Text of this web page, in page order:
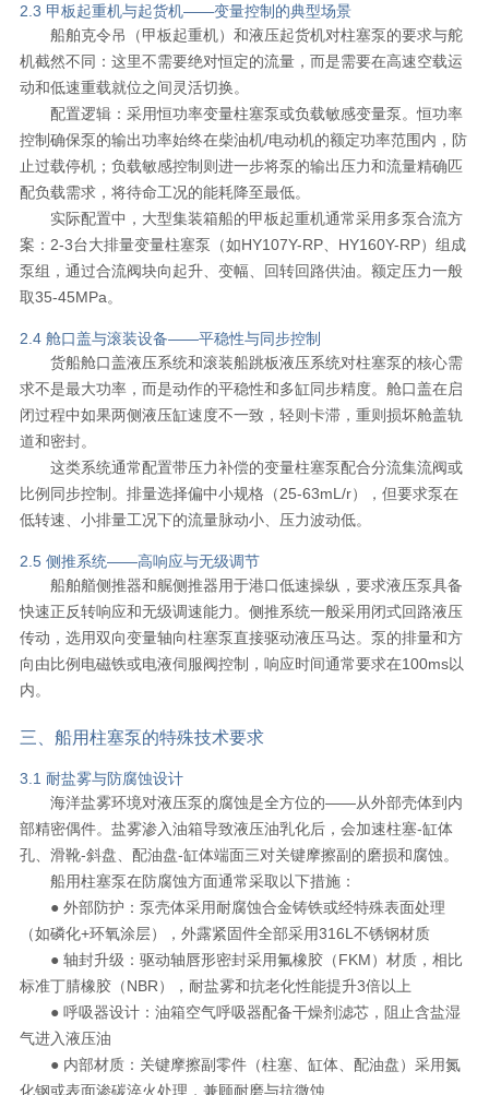
2.3 甲板起重机与起货机——变量控制的典型场景
船舶克令吊（甲板起重机）和液压起货机对柱塞泵的要求与舵
机截然不同：这里不需要绝对恒定的流量，而是需要在高速空载运
动和低速重载就位之间灵活切换。
配置逻辑：采用恒功率变量柱塞泵或负载敏感变量泵。恒功率
控制确保泵的输出功率始终在柴油机/电动机的额定功率范围内，防
止过载停机；负载敏感控制则进一步将泵的输出压力和流量精确匹
配负载需求，将待命工况的能耗降至最低。
实际配置中，大型集装箱船的甲板起重机通常采用多泵合流方
案：2-3台大排量变量柱塞泵（如HY107Y-RP、HY160Y-RP）组成
泵组，通过合流阀块向起升、变幅、回转回路供油。额定压力一般
取35-45MPa。
2.4 舱口盖与滚装设备——平稳性与同步控制
货船舱口盖液压系统和滚装船跳板液压系统对柱塞泵的核心需
求不是最大功率，而是动作的平稳性和多缸同步精度。舱口盖在启
闭过程中如果两侧液压缸速度不一致，轻则卡滞，重则损坏舱盖轨
道和密封。
这类系统通常配置带压力补偿的变量柱塞泵配合分流集流阀或
比例同步控制。排量选择偏中小规格（25-63mL/r），但要求泵在
低转速、小排量工况下的流量脉动小、压力波动低。
2.5 侧推系统——高响应与无级调节
船舶艏侧推器和艉侧推器用于港口低速操纵，要求液压泵具备
快速正反转响应和无级调速能力。侧推系统一般采用闭式回路液压
传动，选用双向变量轴向柱塞泵直接驱动液压马达。泵的排量和方
向由比例电磁铁或电液伺服阀控制，响应时间通常要求在100ms以
内。
三、船用柱塞泵的特殊技术要求
3.1 耐盐雾与防腐蚀设计
海洋盐雾环境对液压泵的腐蚀是全方位的——从外部壳体到内
部精密偶件。盐雾渗入油箱导致液压油乳化后，会加速柱塞-缸体
孔、滑靴-斜盘、配油盘-缸体端面三对关键摩擦副的磨损和腐蚀。
船用柱塞泵在防腐蚀方面通常采取以下措施：
● 外部防护：泵壳体采用耐腐蚀合金铸铁或经特殊表面处理
（如磷化+环氧涂层），外露紧固件全部采用316L不锈钢材质
● 轴封升级：驱动轴唇形密封采用氟橡胶（FKM）材质，相比
标准丁腈橡胶（NBR），耐盐雾和抗老化性能提升3倍以上
● 呼吸器设计：油箱空气呼吸器配备干燥剂滤芯，阻止含盐湿
气进入液压油
● 内部材质：关键摩擦副零件（柱塞、缸体、配油盘）采用氮
化钢或表面渗碳淬火处理，兼顾耐磨与抗微蚀